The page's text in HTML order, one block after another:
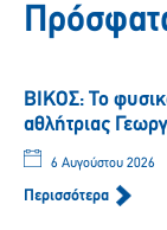
ΒΙΚΟΣ: Το
αθλήτριας
6 Αυγούστου 2026
Περισσότερα